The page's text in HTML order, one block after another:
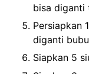
bisa diganti
Persiapkan
diganti
Siapkan 5